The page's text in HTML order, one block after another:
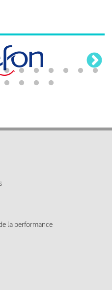
la performance